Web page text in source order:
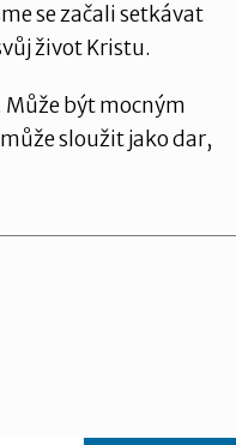
se začali setkávat
život Kristu.
Může být mocným
sloužit jako dar,